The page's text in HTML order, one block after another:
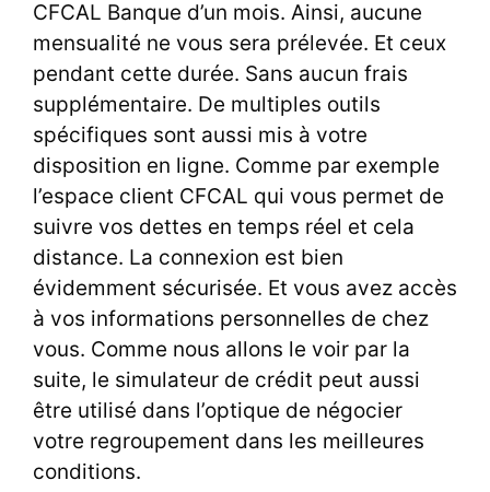
CFCAL Banque d’un mois. Ainsi, aucune
mensualité ne vous sera prélevée. Et ceux
pendant cette durée. Sans aucun frais
supplémentaire. De multiples outils
spécifiques sont aussi mis à votre
disposition en ligne. Comme par exemple
l’espace client CFCAL qui vous permet de
suivre vos dettes en temps réel et cela
distance. La connexion est bien
évidemment sécurisée. Et vous avez accès
à vos informations personnelles de chez
vous. Comme nous allons le voir par la
suite, le simulateur de crédit peut aussi
être utilisé dans l’optique de négocier
votre regroupement dans les meilleures
conditions.